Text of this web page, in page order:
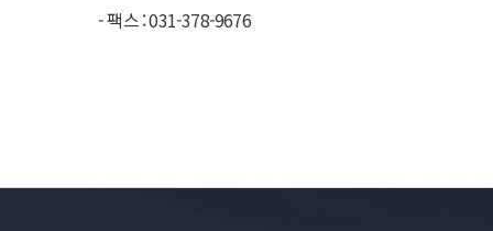
- 팩스 : 031-378-9676